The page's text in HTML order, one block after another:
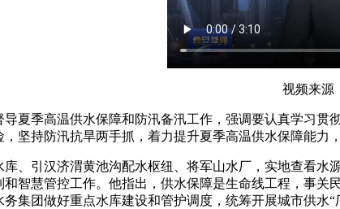
视频来源
季高温供水保障和防汛备汛工作，强调要认真学习贯
坚持防汛抗旱两手抓，着力提升夏季高温供水保障能
引汉济渭黄池沟配水枢纽、将军山水厂，实地查看水
智慧管控工作。他指出，供水保障是生命线工程，事
务集团做好重点水库建设和管护调度，统筹开展城市供